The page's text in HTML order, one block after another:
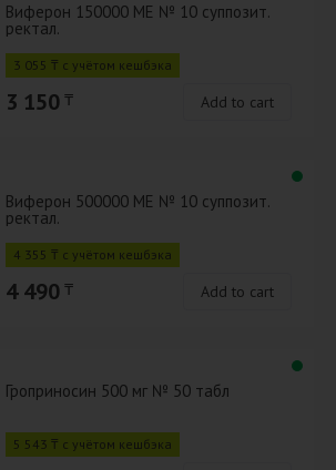
Виферон 150000 МЕ № 10 суппозит.
ректал.
3 055 ₸ с учётом кешбэка
3 150 ₸ Add to cart
Виферон 500000 МЕ № 10 суппозит.
ректал.
4 355 ₸ с учётом кешбэка
4 490 ₸ Add to cart
Гроприносин 500 мг № 50 табл
5 543 ₸ с учётом кешбэка